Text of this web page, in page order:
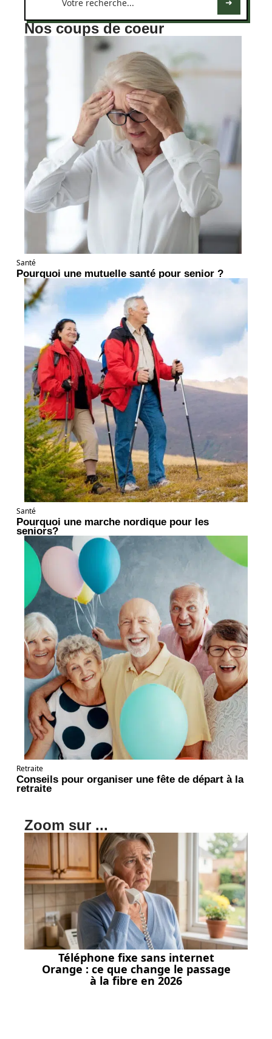
Nos coups de coeur
Santé
Pourquoi une mutuelle santé pour senior ?
Santé
Pourquoi une marche nordique pour les
seniors?
Retraite
Conseils pour organiser une fête de départ à la
retraite
Zoom sur ...
Téléphone fixe sans internet
Orange : ce que change le passage
à la fibre en 2026